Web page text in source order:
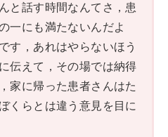
と話す時間なんてさ，患
一にも満たないんだよ
す，あれはやらないほう
伝えて，その場では納得
家に帰った患者さんはた
くらとは違う意見を目に